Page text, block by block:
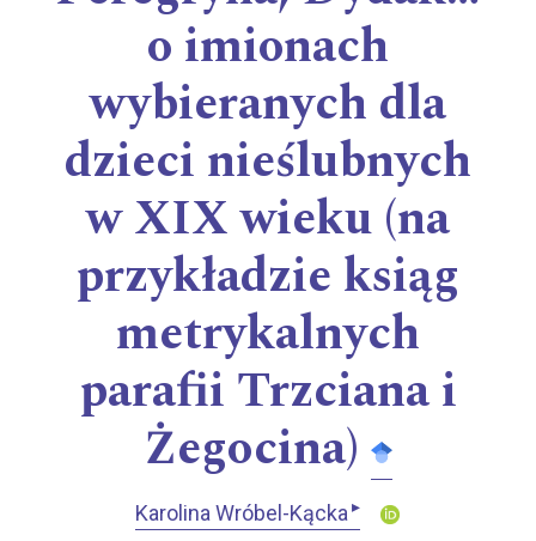
o imionach
wybieranych dla
dzieci nieślubnych
w XIX wieku (na
przykładzie ksiąg
metrykalnych
parafii Trzciana i
Żegocina)
Karolina Wróbel-Kącka ▸